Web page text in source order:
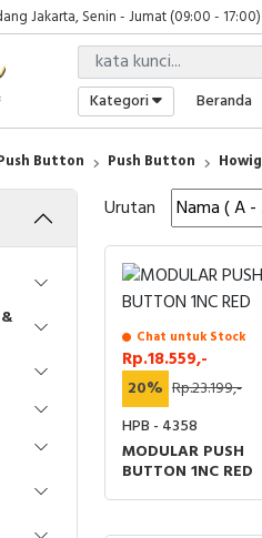
Jakarta, Senin - Jumat (09:00 - 17:00)
Bali, Senin - Jumat (09:00 - 17:00)
Jakarta, Senin - Jumat (08:00 - 17:00)
Jakarta, Senin - Jumat (09:00 - 17:00)
Bali, Senin - Jumat (09:00 - 17:00)
Kategori Beranda
Button Push Button Howig
Urutan
Chat untuk Stock
Rp.18.559,-
20% Rp.23.199,-
HPB - 4358
MODULAR PUSH
BUTTON 1NC RED